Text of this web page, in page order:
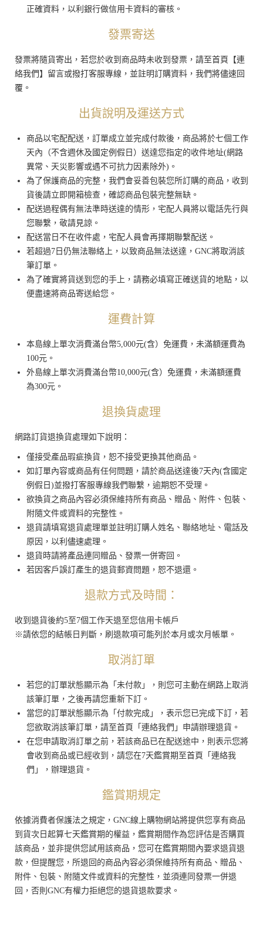
正確資料，以利銀行做信用卡資料的審核。
發票寄送
發票將隨貨寄出，若您於收到商品時未收到發票，請至首頁【連
絡我們】留言或撥打客服專線，並註明訂購資料，我們將儘速回
覆。
出貨說明及運送方式
商品以宅配配送，訂單成立並完成付款後，商品將於七個工作
天內（不含週休及國定例假日）送達您指定的收件地址(網路
異常、天災影響或遇不可抗力因素除外)。
為了保護商品的完整，我們會妥善包裝您所訂購的商品，收到
貨後請立即開箱檢查，確認商品包裝完整無缺。
配送過程偶有無法準時送達的情形，宅配人員將以電話先行與
您聯繫，敬請見諒。
配送當日不在收件處，宅配人員會再擇期聯繫配送。
若超過7日仍無法聯絡上，以致商品無法送達，GNC將取消該
筆訂單。
為了確實將貨送到您的手上，請務必填寫正確送貨的地點，以
便盡速將商品寄送給您。
運費計算
本島線上單次消費滿台幣5,000元(含）免運費，未滿額運費為
100元。
外島線上單次消費滿台幣10,000元(含）免運費，未滿額運費
為300元。
退換貨處理
網路訂貨退換貨處理如下說明：
僅接受產品瑕疵換貨，恕不接受更換其他商品。
如訂單內容或商品有任何問題，請於商品送達後7天內(含國定
例假日)並撥打客服專線我們聯繫，逾期恕不受理。
欲換貨之商品內容必須保維持所有商品、贈品、附件、包裝、
附隨文件或資料的完整性。
退貨請填寫退貨處理單並註明訂購人姓名、聯絡地址、電話及
原因，以利儘速處理。
退貨時請將產品連同贈品、發票一併寄回。
若因客戶誤訂產生的退貨郵資問題，恕不退還。
退款方式及時間：
收到退貨後約5至7個工作天退至您信用卡帳戶
※請依您的結帳日判斷，刷退款項可能列於本月或次月帳單。
取消訂單
若您的訂單狀態顯示為「未付款」，則您可主動在網路上取消
該筆訂單，之後再請您重新下訂。
當您的訂單狀態顯示為「付款完成」，表示您已完成下訂，若
您欲取消該筆訂單，請至首頁「連絡我們」申請辦理退貨。
在您申請取消訂單之前，若該商品已在配送途中，則表示您將
會收到商品或已經收到，請您在7天鑑賞期至首頁「連絡我
們」，辦理退貨。
鑑賞期規定
依據消費者保護法之規定，GNC線上購物網站將提供您享有商品
到貨次日起算七天鑑賞期的權益，鑑賞期間作為您評估是否購買
該商品，並非提供您試用該商品，您可在鑑賞期間內要求退貨退
款，但提醒您，所退回的商品內容必須保維持所有商品、贈品、
附件、包裝、附隨文件或資料的完整性，並須連同發票一併退
回，否則GNC有權力拒絕您的退貨退款要求。